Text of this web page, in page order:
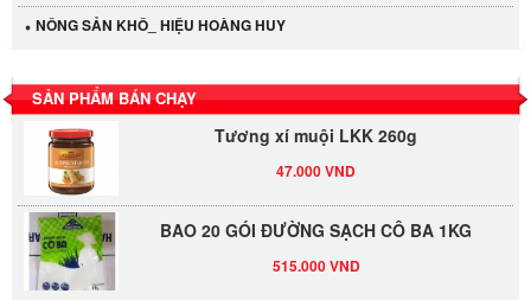
NÔNG SẢN KHÔ_ HIỆU HOÀNG HUY
SẢN PHẨM BÁN CHẠY
LỐC 12 HỦ Tương xí muội LKK 260g
Tương xí muội LKK 260g
BAO 20 GÓI ĐƯỜNG SẠCH CÔ BA 1KG